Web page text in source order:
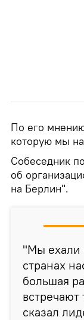
По его
которую мы
Собеседник
об
на Берлин".
"Мы ехали
странах
большая
сказал